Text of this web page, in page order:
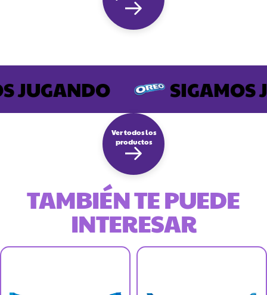
JUGANDO SIGAMOS
TAMBIÉN TE PUEDE
INTERESAR
Ver todos los
productos